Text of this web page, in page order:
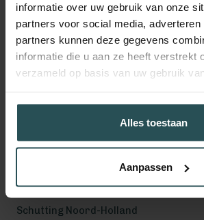
informatie over uw gebruik van onze
partners voor social media,
partners kunnen deze gegevens
informatie die u aan ze heeft verstrekt
verzameld op basis van uw gebruik
Alles toestaan
Aanpassen
Hout beton schutting plaatsen Vught
Hout beton schutting plaatsen Den
Hout beton schutting plaatsen Uden
Schutting Noord-Brabant
Schutting Zuid-Holland
Schutting Noord-Holland